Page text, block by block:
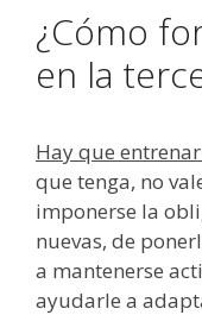
¿Cómo
en la
Hay que
que tenga, no
imponerse la
nuevas, de
a mantenerse
ayudarle a